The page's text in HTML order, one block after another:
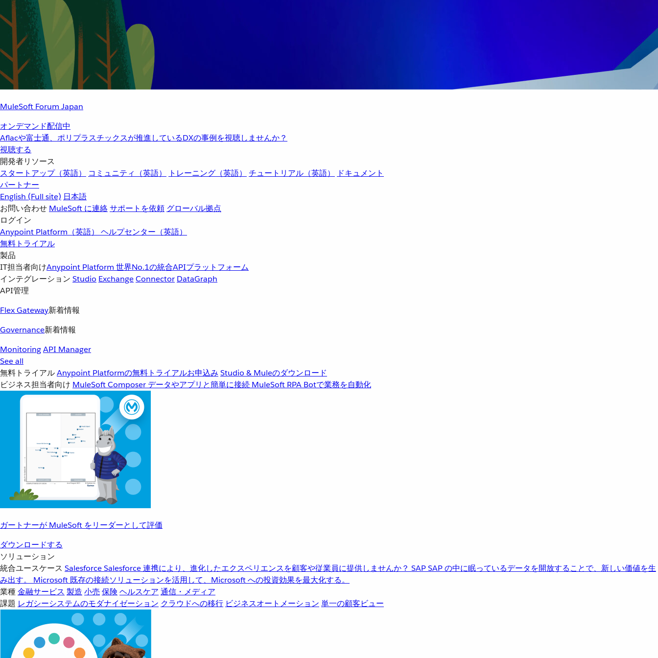
MuleSoft Forum Japan
オンデマンド配信中
Aflacや富士通、ポリプラスチックスが推進しているDXの事例を視聴しませんか？
視聴する
開発者リソース
スタートアップ（英語）
コミュニティ（英語） トレーニング（英語） チュートリアル（英語）
ドキュメント
パートナー
English (Full site) 日本語
お問い合わせ MuleSoft に連絡サポートを依頼 グローバル拠点
ログイン
Anypoint Platform（英語） ヘルプセンター（英語）
無料トライアル
製品
IT担当者向けAnypoint Platform 世界No.1の統合APIプラットフォーム
インテグレーション Studio ExchangeConnector DataGraph
API管理
Flex Gateway新着情報
Governance新着情報
MonitoringAPI Manager
See all
無料トライアルAnypoint Platformの無料トライアルお申込み Studio & Muleのダウンロード
ビジネス担当者向け MuleSoft Composer データやアプリと簡単に接続 MuleSoft RPA Botで業務を自動化
ガートナーが MuleSoft をリーダーとして評価
ダウンロードする
ソリューション
統合ユースケース SalesforceSalesforce 連携により、進化したエクスペリエンスを顧客や従業員に提供しませんか？ SAPSAP の中に眠っているデータを開放することで、新しい価値を生
み出す。
Microsoft 既存の接続ソリューションを活用して、Microsoft への投資効果を最大化する。
業種金融サービス 製造 小売 保険 ヘルスケア 通信・メディア
課題 レガシーシステムのモダナイゼーション クラウドへの移行 ビジネスオートメーション 単一の顧客ビュー